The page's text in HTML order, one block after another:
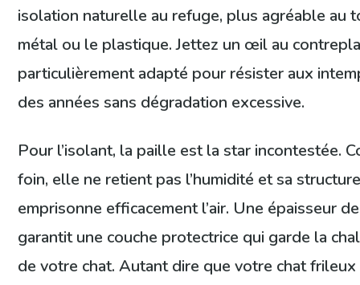
isolation naturelle au refuge, plus agréable au
métal ou le plastique. Jettez un œil au
particulièrement adapté pour résister aux
des années sans dégradation excessive.
Pour l’isolant, la paille est la star incontestée.
foin, elle ne retient pas l’humidité et sa
emprisonne efficacement l’air. Une épaisseur
garantit une couche protectrice qui garde la
de votre chat. Autant dire que votre chat